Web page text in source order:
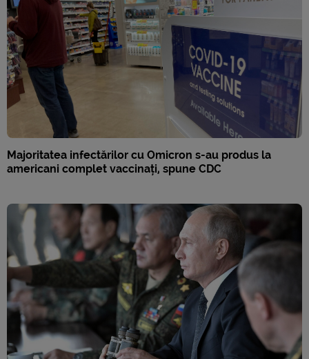
Majoritatea infectărilor cu Omicron s-au produs la
americani complet vaccinați, spune CDC